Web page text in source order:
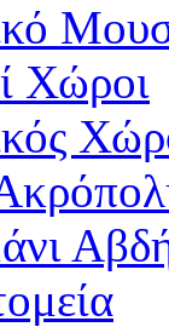
Χώροι